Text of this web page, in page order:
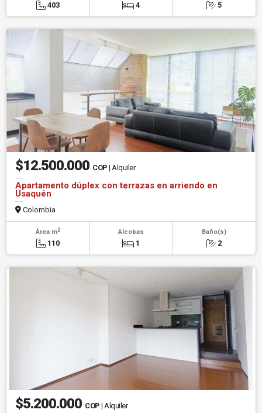
403 4 5
$12.500.000 COP | Alquiler
Apartamento dúplex con terrazas en arriendo en
Usaquén
Colombia
Área m2
110
Alcobas
1
Baño(s)
2
$5.200.000 COP | Alquiler